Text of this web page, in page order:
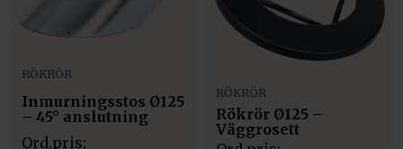
RÖKRÖR
Inmurningsstos Ø125
– 45° anslutning
RÖKRÖR
Rökrör Ø125 –
Väggrosett